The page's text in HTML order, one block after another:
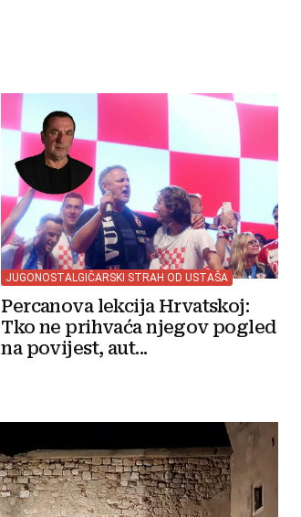
JUGONOSTALGIČARSKI STRAH OD USTAŠA
Percanova lekcija Hrvatskoj:
Tko ne prihvaća njegov pogled
na povijest, aut...